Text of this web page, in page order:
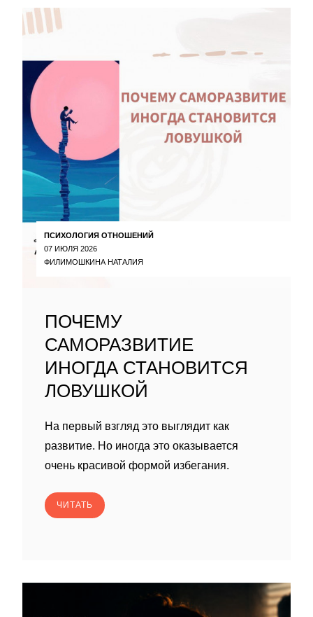
ПСИХОЛОГИЯ ОТНОШЕНИЙ
07 ИЮЛЯ 2026
ФИЛИМОШКИНА НАТАЛИЯ
ПОЧЕМУ
САМОРАЗВИТИЕ
ИНОГДА СТАНОВИТСЯ
ЛОВУШКОЙ
На первый взгляд это выглядит как
развитие. Но иногда это оказывается
очень красивой формой избегания.
ЧИТАТЬ